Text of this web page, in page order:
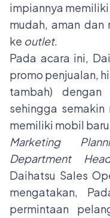
impiannya
mudah, aman dan
ke outlet.
Pada acara ini,
promo penjualan,
tambah)
sehingga semakin
memiliki mobil
Marketing
Department
Daihatsu Sales
mengatakan,
permintaan